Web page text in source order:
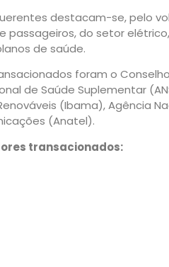
destacam-se, pelo
do setor
de saúde.
foram o
de Saúde Suplementar
(Ibama), Agência
(Anatel).
transacionados: